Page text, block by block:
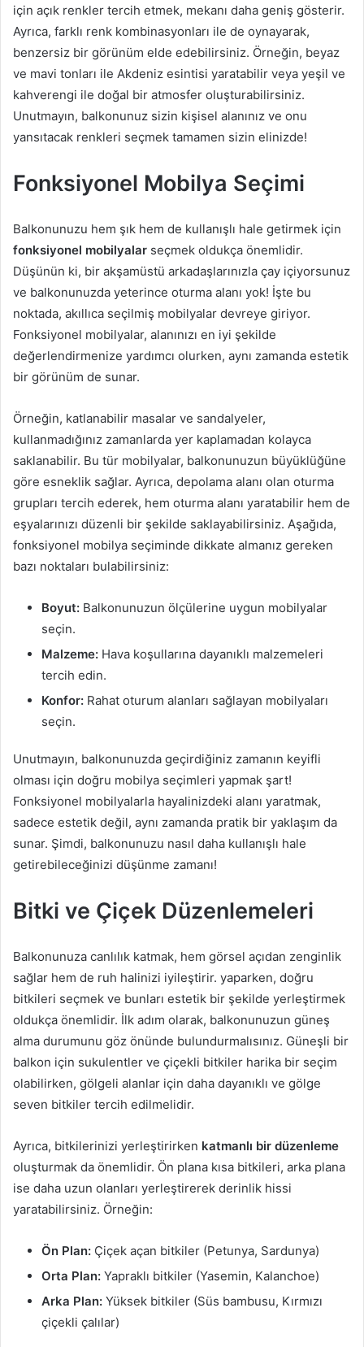
için açık renkler tercih etmek, mekanı daha geniş gösterir.
Ayrıca, farklı renk kombinasyonları ile de oynayarak,
benzersiz bir görünüm elde edebilirsiniz. Örneğin, beyaz
ve mavi tonları ile Akdeniz esintisi yaratabilir veya yeşil ve
kahverengi ile doğal bir atmosfer oluşturabilirsiniz.
Unutmayın, balkonunuz sizin kişisel alanınız ve onu
yansıtacak renkleri seçmek tamamen sizin elinizde!
Fonksiyonel Mobilya Seçimi
Balkonunuzu hem şık hem de kullanışlı hale getirmek için
fonksiyonel mobilyalar seçmek oldukça önemlidir.
Düşünün ki, bir akşamüstü arkadaşlarınızla çay içiyorsunuz
ve balkonunuzda yeterince oturma alanı yok! İşte bu
noktada, akıllıca seçilmiş mobilyalar devreye giriyor.
Fonksiyonel mobilyalar, alanınızı en iyi şekilde
değerlendirmenize yardımcı olurken, aynı zamanda estetik
bir görünüm de sunar.
Örneğin, katlanabilir masalar ve sandalyeler,
kullanmadığınız zamanlarda yer kaplamadan kolayca
saklanabilir. Bu tür mobilyalar, balkonunuzun büyüklüğüne
göre esneklik sağlar. Ayrıca, depolama alanı olan oturma
grupları tercih ederek, hem oturma alanı yaratabilir hem de
eşyalarınızı düzenli bir şekilde saklayabilirsiniz. Aşağıda,
fonksiyonel mobilya seçiminde dikkate almanız gereken
bazı noktaları bulabilirsiniz:
Boyut: Balkonunuzun ölçülerine uygun mobilyalar
seçin.
Malzeme: Hava koşullarına dayanıklı malzemeleri
tercih edin.
Konfor: Rahat oturum alanları sağlayan mobilyaları
seçin.
Unutmayın, balkonunuzda geçirdiğiniz zamanın keyifli
olması için doğru mobilya seçimleri yapmak şart!
Fonksiyonel mobilyalarla hayalinizdeki alanı yaratmak,
sadece estetik değil, aynı zamanda pratik bir yaklaşım da
sunar. Şimdi, balkonunuzu nasıl daha kullanışlı hale
getirebileceğinizi düşünme zamanı!
Bitki ve Çiçek Düzenlemeleri
Balkonunuza canlılık katmak, hem görsel açıdan zenginlik
sağlar hem de ruh halinizi iyileştirir. yaparken, doğru
bitkileri seçmek ve bunları estetik bir şekilde yerleştirmek
oldukça önemlidir. İlk adım olarak, balkonunuzun güneş
alma durumunu göz önünde bulundurmalısınız. Güneşli bir
balkon için sukulentler ve çiçekli bitkiler harika bir seçim
olabilirken, gölgeli alanlar için daha dayanıklı ve gölge
seven bitkiler tercih edilmelidir.
Ayrıca, bitkilerinizi yerleştirirken katmanlı bir düzenleme
oluşturmak da önemlidir. Ön plana kısa bitkileri, arka plana
ise daha uzun olanları yerleştirerek derinlik hissi
yaratabilirsiniz. Örneğin:
Ön Plan: Çiçek açan bitkiler (Petunya, Sardunya)
Orta Plan: Yapraklı bitkiler (Yasemin, Kalanchoe)
Arka Plan: Yüksek bitkiler (Süs bambusu, Kırmızı
çiçekli çalılar)